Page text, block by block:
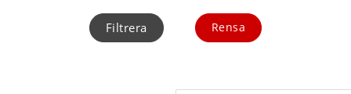
Filtrera Rensa